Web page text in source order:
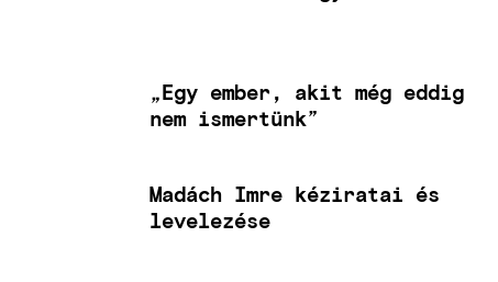
„Egy ember, akit még eddig
nem ismertünk”
Madách Imre kéziratai és
levelezése